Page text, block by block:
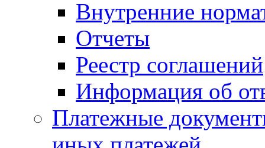
Внутренние
Отчеты
Реестр соглашений
Информация об
Платежные